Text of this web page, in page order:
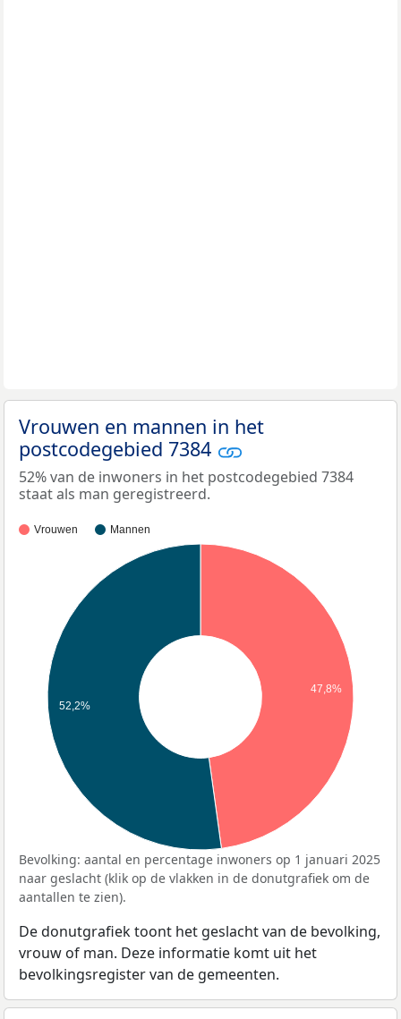
Vrouwen en mannen in het
postcodegebied 7384
52% van de inwoners in het postcodegebied 7384
staat als man geregistreerd.
Vrouwen Mannen
47,8%
52,2%
Bevolking: aantal en percentage inwoners op 1 januari 2025
naar geslacht (klik op de vlakken in de donutgrafiek om de
aantallen te zien).
De donutgrafiek toont het geslacht van de bevolking,
vrouw of man. Deze informatie komt uit het
bevolkingsregister van de gemeenten.